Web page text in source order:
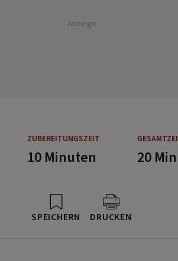
Anzeige
ZUBEREITUNGSZEIT
10 Minuten 20
SPEICHERN DRUCKEN